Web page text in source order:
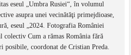
eseul „Umbra Rusiei“, în volumul
asupra unei vecinătăţi primejdioase,
eseul „2024. Fotografia României
Cum a rămas România fără
posibile, coordonat de Cristian Preda.